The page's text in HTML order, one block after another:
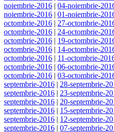
noiembrie-2016 | 04-noiembrie-
noiembrie-2016 | 01-noiembrie-
octombrie-2016 | 27-octombrie-
octombrie-2016 | 24-octombrie-
octombrie-2016 | 19-octombrie-
octombrie-2016 | 14-octombrie-
octombrie-2016 | 11-octombrie-
octombrie-2016 | 06-octombrie-
octombrie-2016 | 03-octombrie-
septembrie-2016 | 28-septembrie-
septembrie-2016 | 23-septembrie-
septembrie-2016 | 20-septembrie-
septembrie-2016 | 15-septembrie-
septembrie-2016 | 12-septembrie-
septembrie-2016 | 07-septembrie-